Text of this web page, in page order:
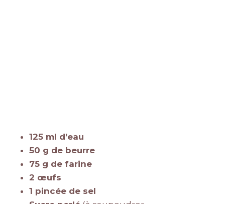
125 ml d’eau
50 g de beurre
75 g de farine
2 œufs
1 pincée de sel